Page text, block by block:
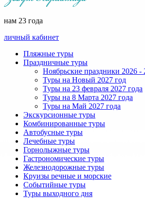
нам 23 года
личный кабинет
Пляжные туры
Праздничные туры
Ноябрьские праздники 2026 -
Туры на Новый 2027 год
Туры на 23 февраля 2027 года
Туры на 8 Марта 2027 года
Туры на Май 2027 года
Экскурсионные туры
Комбинированные туры
Автобусные туры
Лечебные туры
Горнолыжные туры
Гастрономические туры
Железнодорожные туры
Круизы речные и морские
Событийные туры
Туры выходного дня